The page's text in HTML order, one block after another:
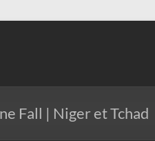
Fall | Niger et Tchad